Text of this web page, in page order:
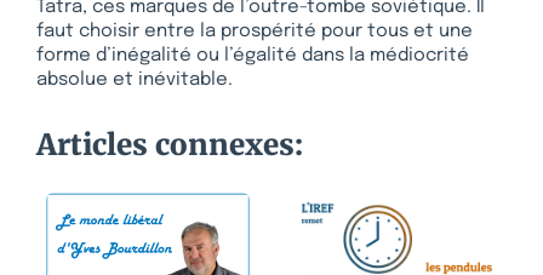
Tatra, ces marques de l’outre-tombe soviétique. Il
faut choisir entre la prospérité pour tous et une
forme d’inégalité ou l’égalité dans la médiocrité
absolue et inévitable.
Articles connexes: